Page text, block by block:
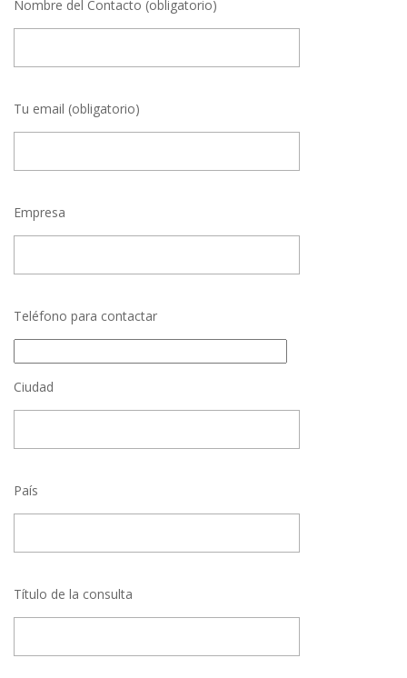
Nombre del Contacto (obligatorio)
Tu email (obligatorio)
Empresa
Teléfono para contactar
Ciudad
País
Título de la consulta